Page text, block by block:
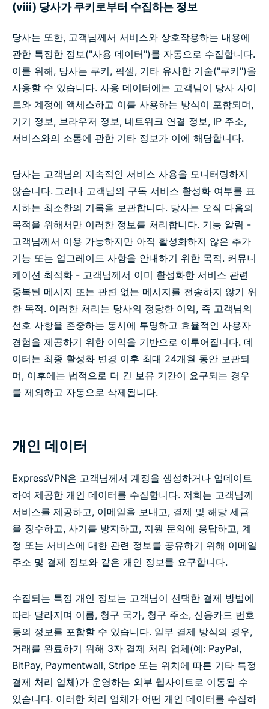
(viii) 당사가 쿠키로부터 수집하는 정보
당사는 또한, 고객님께서 서비스와 상호작용하는 내용에
관한 특정한 정보("사용 데이터")를 자동으로 수집합니다.
이를 위해, 당사는 쿠키, 픽셀, 기타 유사한 기술("쿠키")을
사용할 수 있습니다. 사용 데이터에는 고객님이 당사 사이
트와 계정에 액세스하고 이를 사용하는 방식이 포함되며,
기기 정보, 브라우저 정보, 네트워크 연결 정보, IP 주소,
서비스와의 소통에 관한 기타 정보가 이에 해당합니다.
당사는 고객님의 지속적인 서비스 사용을 모니터링하지
않습니다. 그러나 고객님의 구독 서비스 활성화 여부를 표
시하는 최소한의 기록을 보관합니다. 당사는 오직 다음의
목적을 위해서만 이러한 정보를 처리합니다. 기능 알림 -
고객님께서 이용 가능하지만 아직 활성화하지 않은 추가
기능 또는 업그레이드 사항을 안내하기 위한 목적. 커뮤니
케이션 최적화 - 고객님께서 이미 활성화한 서비스 관련
중복된 메시지 또는 관련 없는 메시지를 전송하지 않기 위
한 목적. 이러한 처리는 당사의 정당한 이익, 즉 고객님의
선호 사항을 존중하는 동시에 투명하고 효율적인 사용자
경험을 제공하기 위한 이익을 기반으로 이루어집니다. 데
이터는 최종 활성화 변경 이후 최대 24개월 동안 보관되
며, 이후에는 법적으로 더 긴 보유 기간이 요구되는 경우
를 제외하고 자동으로 삭제됩니다.
개인 데이터
ExpressVPN은 고객님께서 계정을 생성하거나 업데이트
하여 제공한 개인 데이터를 수집합니다. 저희는 고객님께
서비스를 제공하고, 이메일을 보내고, 결제 및 해당 세금
을 징수하고, 사기를 방지하고, 지원 문의에 응답하고, 계
정 또는 서비스에 대한 관련 정보를 공유하기 위해 이메일
주소 및 결제 정보와 같은 개인 정보를 요구합니다.
수집되는 특정 개인 정보는 고객님이 선택한 결제 방법에
따라 달라지며 이름, 청구 국가, 청구 주소, 신용카드 번호
등의 정보를 포함할 수 있습니다. 일부 결제 방식의 경우,
거래를 완료하기 위해 3자 결제 처리 업체(예: PayPal,
BitPay, Paymentwall, Stripe 또는 위치에 따른 기타 특정
결제 처리 업체)가 운영하는 외부 웹사이트로 이동될 수
있습니다. 이러한 처리 업체가 어떤 개인 데이터를 수집하